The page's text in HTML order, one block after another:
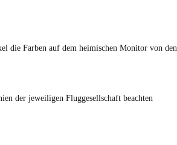
die Farben auf dem heimischen Monitor von den
der jeweiligen Fluggesellschaft beachten